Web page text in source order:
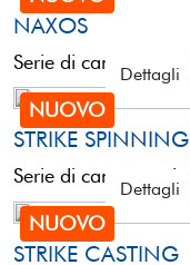
NAXOS
Dettagli
NUOVO
STRIKE SPINNING
Dettagli
NUOVO
STRIKE CASTING